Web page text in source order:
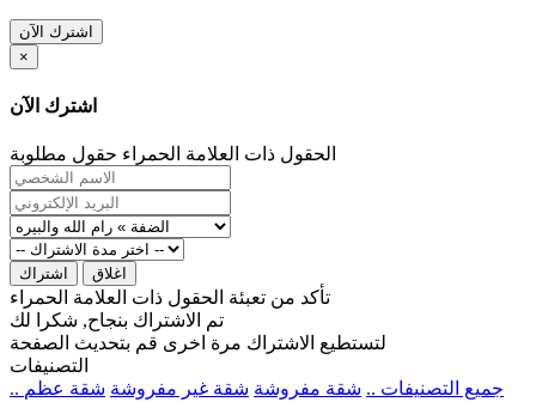
اشترك الآن
×
اشترك الآن
الحقول ذات العلامة الحمراء حقول مطلوبة
اشتراك اغلاق
تأكد من تعبئة الحقول ذات العلامة الحمراء
تم الاشتراك بنجاح, شكرا لك
لتستطيع الاشتراك مرة اخرى قم بتحديث الصفحة
التصنيفات
.. جميع التصنيفات .. شقة مفروشة شقة غير مفروشة شقة عظم